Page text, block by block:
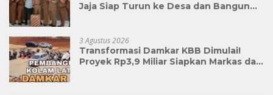
Jaja Siap Turun ke Desa dan Bangun
3 Agustus 2026
Transformasi Damkar KBB Dimulai!
Proyek Rp3,9 Miliar Siapkan Markas dan